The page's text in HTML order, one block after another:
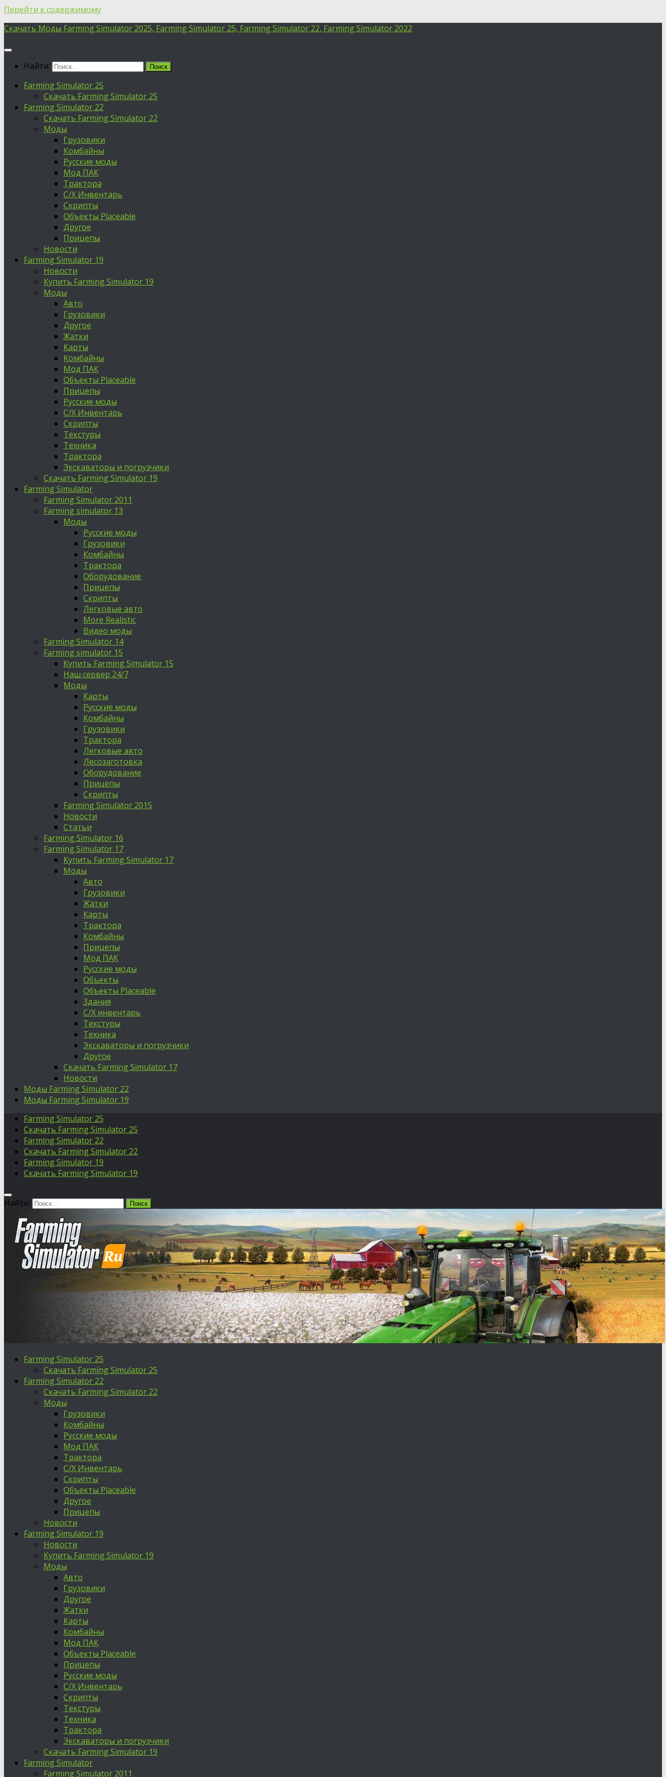
Перейти к содержимому
Скачать Моды Farming Simulator 2025, Farming Simulator 25, Farming Simulator 22, Farming Simulator 2022
Найти:
Farming Simulator 25
Скачать Farming Simulator 25
Farming Simulator 22
Скачать Farming Simulator 22
Моды
Грузовики
Комбайны
Русские моды
Мод ПАК
Трактора
С/Х Инвентарь
Скрипты
Объекты Placeable
Другое
Прицепы
Новости
Farming Simulator 19
Новости
Купить Farming Simulator 19
Моды
Авто
Грузовики
Другое
Жатки
Карты
Комбайны
Мод ПАК
Объекты Placeable
Прицепы
Русские моды
С/Х Инвентарь
Скрипты
Текстуры
Техника
Трактора
Экскаваторы и погрузчики
Скачать Farming Simulator 19
Farming Simulator
Farming Simulator 2011
Farming simulator 13
Моды
Русские моды
Грузовики
Комбайны
Трактора
Оборудование
Прицепы
Скрипты
Легковые авто
More Realistic
Видео моды
Farming Simulator 14
Farming simulator 15
Купить Farming Simulator 15
Наш сервер 24/7
Моды
Карты
Русские моды
Комбайны
Грузовики
Трактора
Легковые авто
Лесозаготовка
Оборудование
Прицепы
Скрипты
Farming Simulator 2015
Новости
Статьи
Farming Simulator 16
Farming Simulator 17
Купить Farming Simulator 17
Моды
Авто
Грузовики
Жатки
Карты
Трактора
Комбайны
Прицепы
Мод ПАК
Русские моды
Объекты
Объекты Placeable
Здания
С/Х инвентарь
Текстуры
Техника
Экскаваторы и погрузчики
Другое
Скачать Farming Simulator 17
Новости
Моды Farming Simulator 22
Моды Farming Simulator 19
Farming Simulator 25
Скачать Farming Simulator 25
Farming Simulator 22
Скачать Farming Simulator 22
Farming Simulator 19
Скачать Farming Simulator 19
Найти:
Farming Simulator 25
Скачать Farming Simulator 25
Farming Simulator 22
Скачать Farming Simulator 22
Моды
Грузовики
Комбайны
Русские моды
Мод ПАК
Трактора
С/Х Инвентарь
Скрипты
Объекты Placeable
Другое
Прицепы
Новости
Farming Simulator 19
Новости
Купить Farming Simulator 19
Моды
Авто
Грузовики
Другое
Жатки
Карты
Комбайны
Мод ПАК
Объекты Placeable
Прицепы
Русские моды
С/Х Инвентарь
Скрипты
Текстуры
Техника
Трактора
Экскаваторы и погрузчики
Скачать Farming Simulator 19
Farming Simulator
Farming Simulator 2011